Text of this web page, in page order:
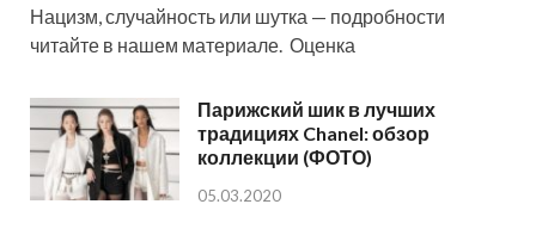
Нацизм, случайность или шутка — подробности
читайте в нашем материале. Оценка
Парижский шик в лучших
традициях Chanel: обзор
коллекции (ФОТО)
05.03.2020